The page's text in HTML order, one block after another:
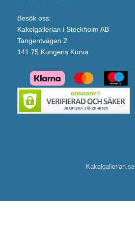
Besök oss:
Kakelgallerian i Stockholm AB
Tangentvägen 2
141 75 Kungens Kurva
Kakelgallerian.se